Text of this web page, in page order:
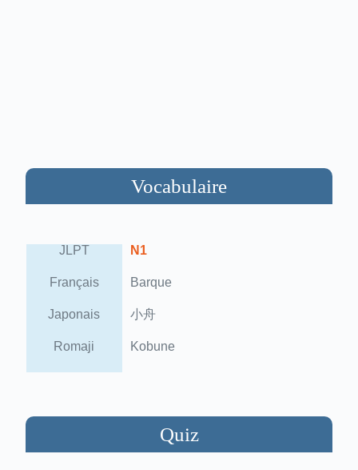
Vocabulaire
JLPT N1
Français Barque
Japonais 小舟
Romaji Kobune
Quiz